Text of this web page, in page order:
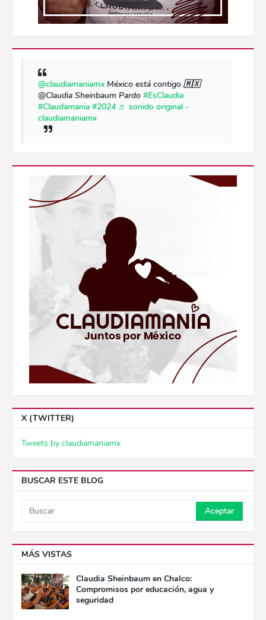
@claudiamaniamx México está contigo 🇲🇽
@Claudia Sheinbaum Pardo #EsClaudia
#Claudamania #2024 ♬ sonido original -
claudiamaniamx
X (TWITTER)
Tweets by claudiamaniamx
BUSCAR ESTE BLOG
MÁS VISTAS
Claudia Sheinbaum en Chalco:
Compromisos por educación, agua y
seguridad